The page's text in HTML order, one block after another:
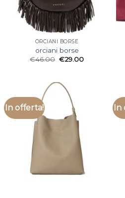
ORCIANI BORSE
orciani borse
€46.00 €29.00
In offerta! In